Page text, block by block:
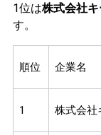
1位は株式会社
す。
順位 企業名
1 株式会社